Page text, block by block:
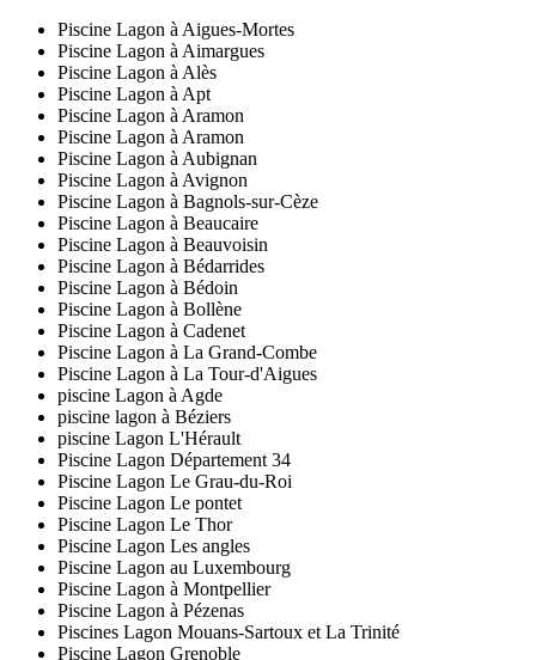
Piscine Lagon à Aigues-Mortes
Piscine Lagon à Aimargues
Piscine Lagon à Alès
Piscine Lagon à Apt
Piscine Lagon à Aramon
Piscine Lagon à Aramon
Piscine Lagon à Aubignan
Piscine Lagon à Avignon
Piscine Lagon à Bagnols-sur-Cèze
Piscine Lagon à Beaucaire
Piscine Lagon à Beauvoisin
Piscine Lagon à Bédarrides
Piscine Lagon à Bédoin
Piscine Lagon à Bollène
Piscine Lagon à Cadenet
Piscine Lagon à La Grand-Combe
Piscine Lagon à La Tour-d'Aigues
piscine Lagon à Agde
piscine lagon à Béziers
piscine Lagon L'Hérault
Piscine Lagon Département 34
Piscine Lagon Le Grau-du-Roi
Piscine Lagon Le pontet
Piscine Lagon Le Thor
Piscine Lagon Les angles
Piscine Lagon au Luxembourg
Piscine Lagon à Montpellier
Piscine Lagon à Pézenas
Piscines Lagon Mouans-Sartoux et La Trinité
Piscine Lagon Grenoble